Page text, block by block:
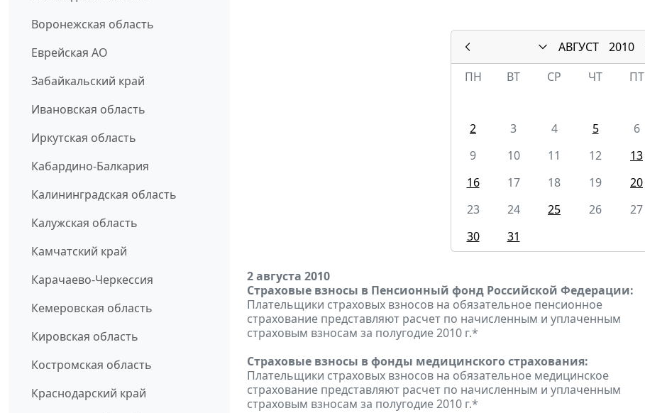
Воронежская область
Еврейская АО
Забайкальский край
Ивановская область
Иркутская область
Кабардино-Балкария
Калининградская область
Калужская область
Камчатский край
Карачаево-Черкессия
Кемеровская область
Кировская область
Костромская область
Краснодарский край
АВГУСТ
2010
ПН
ВТ СР ЧТ ПТ
2
3 4 5 6
9
10 11 12 13
16
17 18 19 20
23
24 25 26 27
30
31
2 августа 2010
Страховые взносы в Пенсионный фонд Российской Федерации:
Плательщики страховых взносов на обязательное пенсионное
страхование представляют расчет по начисленным и уплаченным
страховым взносам за полугодие 2010 г.*
Страховые взносы в фонды медицинского страхования:
Плательщики страховых взносов на обязательное медицинское
страхование представляют расчет по начисленным и уплаченным
страховым взносам за полугодие 2010 г.*